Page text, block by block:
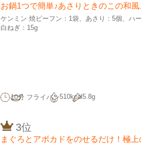
お鍋1つで簡単♪あさりときのこの和
ケンミン 焼ビーフン：1袋 あさり：5個 ハ
白ねぎ：15g
10分 フライパン510kcal5.8g
3位
まぐろとアボカドをのせるだけ！極